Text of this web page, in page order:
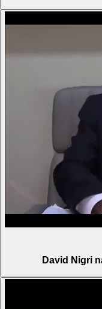
David Nigri